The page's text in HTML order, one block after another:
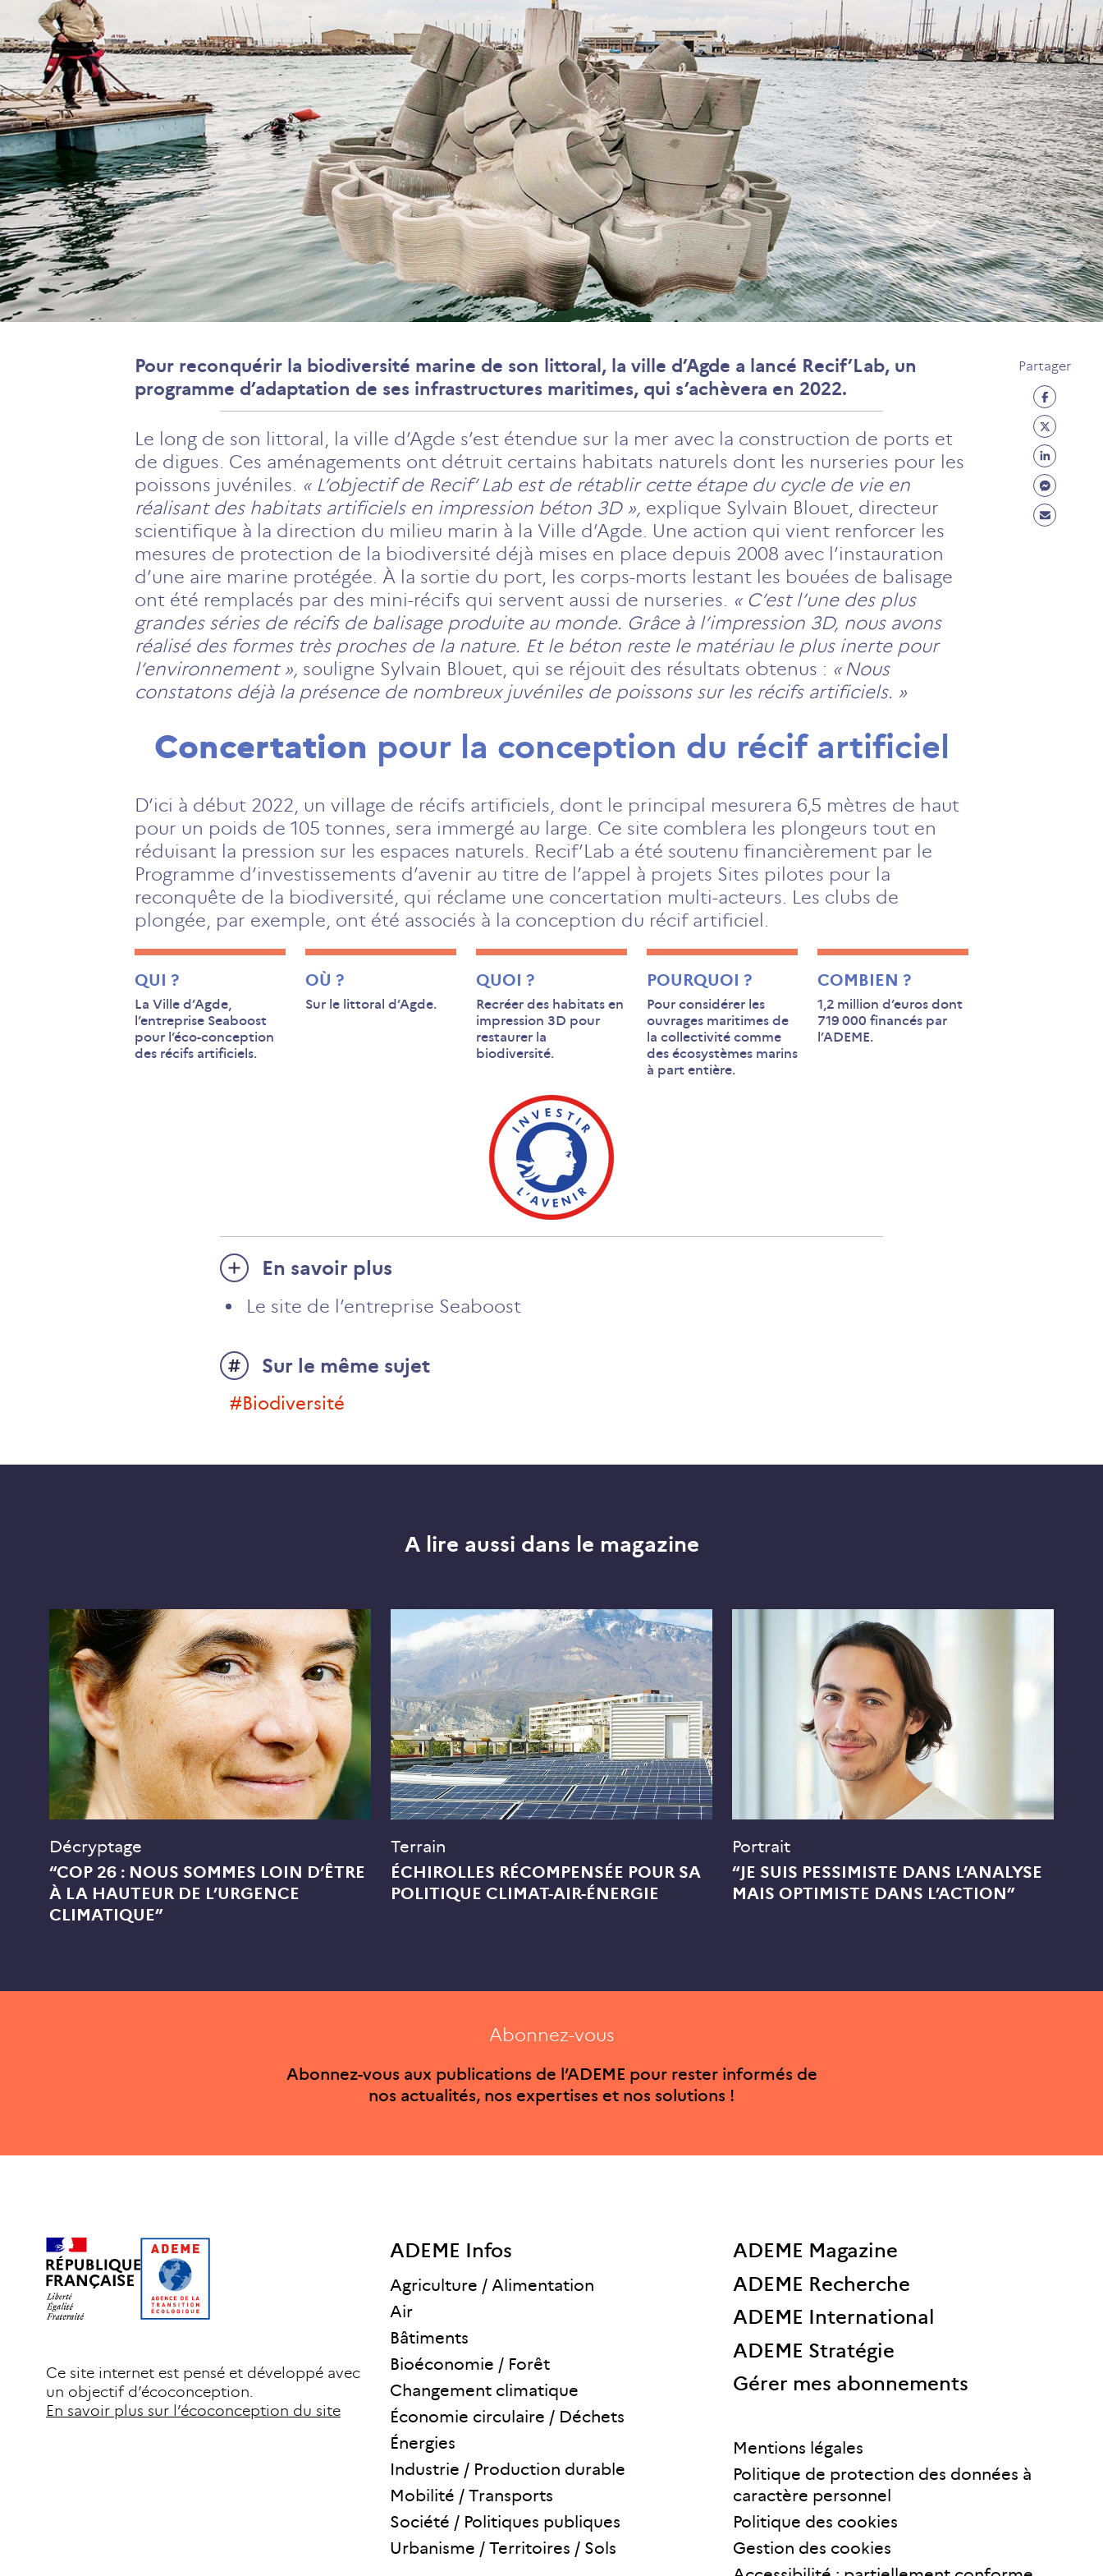
Pour reconquérir la biodiversité marine de son littoral, la ville d’Agde a lancé Recif’Lab, un
programme d’adaptation de ses infrastructures maritimes, qui s’achèvera en 2022.
Partager
Partage
(ouvre
un
nouvel
onglet)
Partage
Twitter
(ouvre
un
nouvel
Partage
(ouvre
un
Partage
(ouvre
Partage
Le long de son littoral, la ville d’Agde s’est étendue sur la mer avec la construction de ports et
de digues. Ces aménagements ont détruit certains habitats naturels dont les nurseries pour les
poissons juvéniles. « L’objectif de Recif’ Lab est de rétablir cette étape du cycle de vie en
réalisant des habitats artificiels en impression béton 3D », explique Sylvain Blouet, directeur
scientifique à la direction du milieu marin à la Ville d’Agde. Une action qui vient renforcer les
mesures de protection de la biodiversité déjà mises en place depuis 2008 avec l’instauration
d’une aire marine protégée. À la sortie du port, les corps-morts lestant les bouées de balisage
ont été remplacés par des mini-récifs qui servent aussi de nurseries. « C’est l’une des plus
grandes séries de récifs de balisage produite au monde. Grâce à l’impression 3D, nous avons
réalisé des formes très proches de la nature. Et le béton reste le matériau le plus inerte pour
l’environnement », souligne Sylvain Blouet, qui se réjouit des résultats obtenus : « Nous
constatons déjà la présence de nombreux juvéniles de poissons sur les récifs artificiels. »
Concertation pour la conception du récif artificiel
D’ici à début 2022, un village de récifs artificiels, dont le principal mesurera 6,5 mètres de haut
pour un poids de 105 tonnes, sera immergé au large. Ce site comblera les plongeurs tout en
réduisant la pression sur les espaces naturels. Recif’Lab a été soutenu financièrement par le
Programme d’investissements d’avenir au titre de l’appel à projets Sites pilotes pour la
reconquête de la biodiversité, qui réclame une concertation multi-acteurs. Les clubs de
plongée, par exemple, ont été associés à la conception du récif artificiel.
QUI ?
La Ville d’Agde,
l’entreprise Seaboost
pour l’éco-conception
des récifs artificiels.
OÙ ?
Sur le littoral d’Agde.
QUOI ?
Recréer des habitats en
impression 3D pour
restaurer la
biodiversité.
POURQUOI ?
Pour considérer les
ouvrages maritimes de
la collectivité comme
des écosystèmes marins
à part entière.
COMBIEN ?
1,2 million d’euros dont
719 000 financés par
l’ADEME.
En savoir plus
Le site de l’entreprise Seaboost
Sur le même sujet
#biodiversité
A lire aussi dans le magazine
Décryptage
“COP 26 : NOUS SOMMES LOIN D’ÊTRE
À LA HAUTEUR DE L’URGENCE
CLIMATIQUE”
Terrain
ÉCHIROLLES RÉCOMPENSÉE POUR SA
POLITIQUE CLIMAT-AIR-ÉNERGIE
Portrait
“JE SUIS PESSIMISTE DANS L’ANALYSE
MAIS OPTIMISTE DANS L’ACTION”
Abonnez-vous
Abonnez-vous aux publications de l’ADEME pour rester informés de
nos actualités, nos expertises et nos solutions !
Ce site internet est pensé et développé avec
un objectif d’écoconception.
En savoir plus sur l’écoconception du site
ADEME Infos
Agriculture / Alimentation
Air
Bâtiments
Bioéconomie / Forêt
Changement climatique
Économie circulaire / Déchets
Énergies
Industrie / Production durable
Mobilité / Transports
Société / Politiques publiques
Urbanisme / Territoires / Sols
ADEME Magazine
ADEME Recherche
ADEME International
ADEME Stratégie
Gérer mes abonnements
Mentions légales
Politique de protection des données à
caractère personnel
Politique des cookies
Gestion des cookies